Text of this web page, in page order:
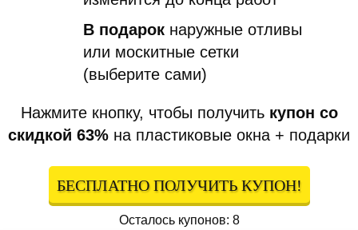
В подарок наружные отливы
или москитные сетки
(выберите сами)
Нажмите кнопку, чтобы получить купон со
скидкой 63% на пластиковые окна + подарки
БЕСПЛАТНО ПОЛУЧИТЬ КУПОН!
Осталось купонов: 8